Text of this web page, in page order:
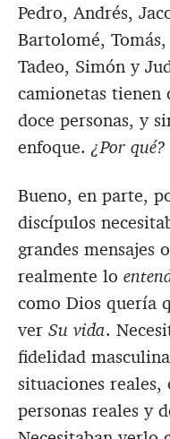
Pedro, Andrés,
Bartolomé,
Tadeo, Simón y
camionetas tienen
doce personas, y
enfoque. ¿Por qué?
Bueno, en parte,
discípulos
grandes mensajes
realmente lo
como Dios quería
ver Su vida.
fidelidad
situaciones
personas reales y